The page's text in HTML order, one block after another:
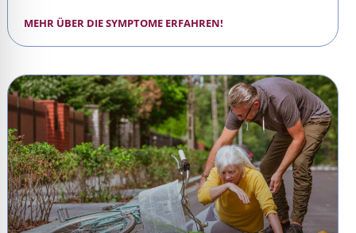
MEHR ÜBER DIE SYMPTOME ERFAHREN!